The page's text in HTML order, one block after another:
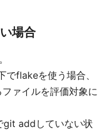
場合
flakeを使う場合、
ァイルを評価対象に
git addしていない状